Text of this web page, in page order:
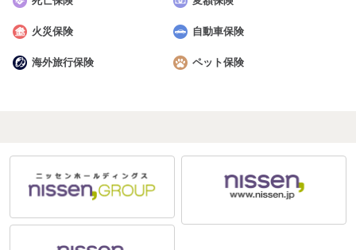
火災保険 自動車保険
海外旅行保険 ペット保険